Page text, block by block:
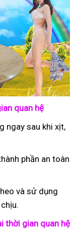
quan hệ
ngay sau khi xịt,
phần an toàn
và sử dụng
thời gian quan hệ